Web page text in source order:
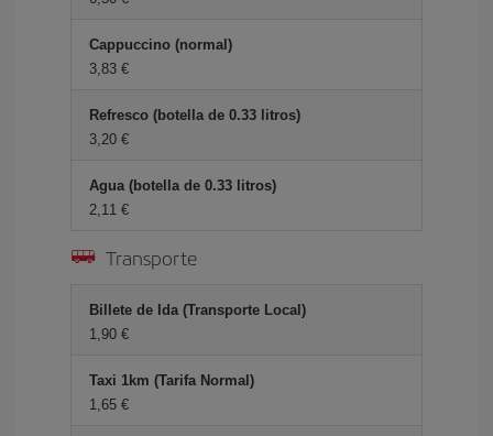
Cappuccino (normal)
3,83 €
Refresco (botella de 0.33 litros)
3,20 €
Agua (botella de 0.33 litros)
2,11 €
Transporte
Billete de Ida (Transporte Local)
1,90 €
Taxi 1km (Tarifa Normal)
1,65 €